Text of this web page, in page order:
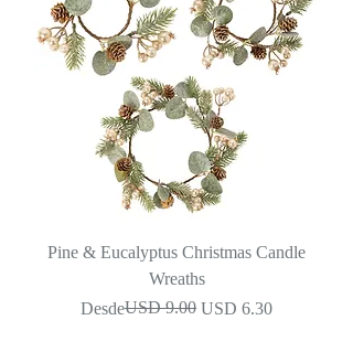
Pine & Eucalyptus Christmas Candle
Wreaths
Desde
PrecioUSD 9.00 USD 6.30
Precio de oferta